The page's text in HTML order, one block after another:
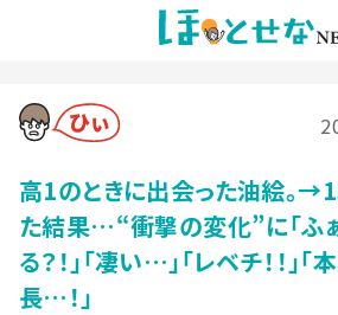
高1のときに出会った油絵。
た結果…“衝撃の変化”に「ふぁ
る？！」「凄い…」「レベチ！！」
長…！」